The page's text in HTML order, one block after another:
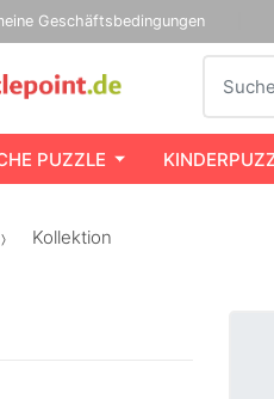
Geschäftsbedingungen
PUZZLE
Kollektion